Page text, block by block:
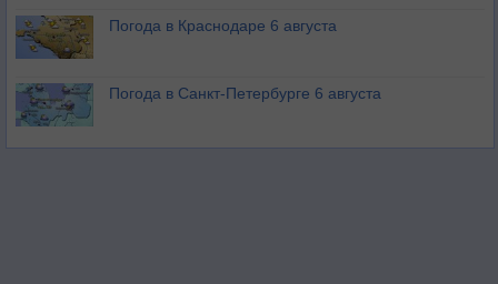
Погода в Краснодаре 6 августа
Погода в Санкт-Петербурге 6 августа